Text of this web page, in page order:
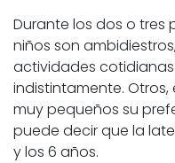
Durante los dos o tres
niños son
actividades
indistintamente.
muy pequeños su
puede decir que la
y los 6 años.